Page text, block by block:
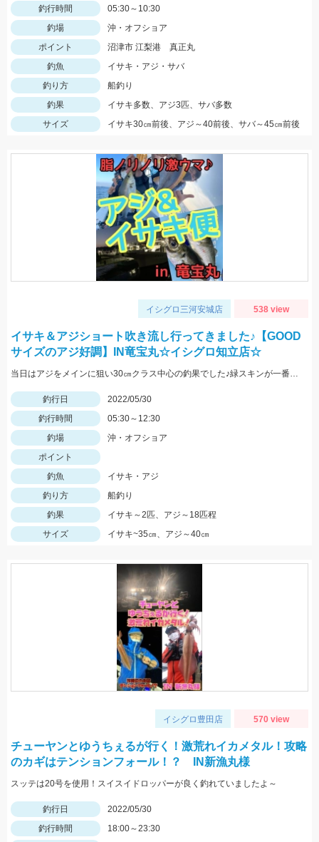
釣行時間
05:30～10:30
釣場
沖・オフショア
ポイント
沼津市 江梨港 真正丸
釣魚
イサキ・アジ・サバ
釣り方
船釣り
釣果
イサキ多数、アジ3匹、サバ多数
サイズ
イサキ30㎝前後、アジ～40前後、サバ～45㎝前後
イシグロ三河安城店 538 view
イサキ＆アジショート吹き流し行ってきました♪【GOOD
サイズのアジ好調】IN竜宝丸☆イシグロ知立店☆
当日はアジをメインに狙い30㎝クラス中心の釣果でした♪緑スキンが一番反応が良く連掛けもありましたよ♪
釣行日
2022/05/30
釣行時間
05:30～12:30
釣場
沖・オフショア
ポイント
釣魚
イサキ・アジ
釣り方
船釣り
釣果
イサキ～2匹、アジ～18匹程
サイズ
イサキ~35㎝、アジ～40㎝
イシグロ豊田店 570 view
チューヤンとゆうちぇるが行く！激荒れイカメタル！攻略
のカギはテンションフォール！？ IN新漁丸様
スッテは20号を使用！スイスイドロッパーが良く釣れていましたよ～
釣行日
2022/05/30
釣行時間
18:00～23:30